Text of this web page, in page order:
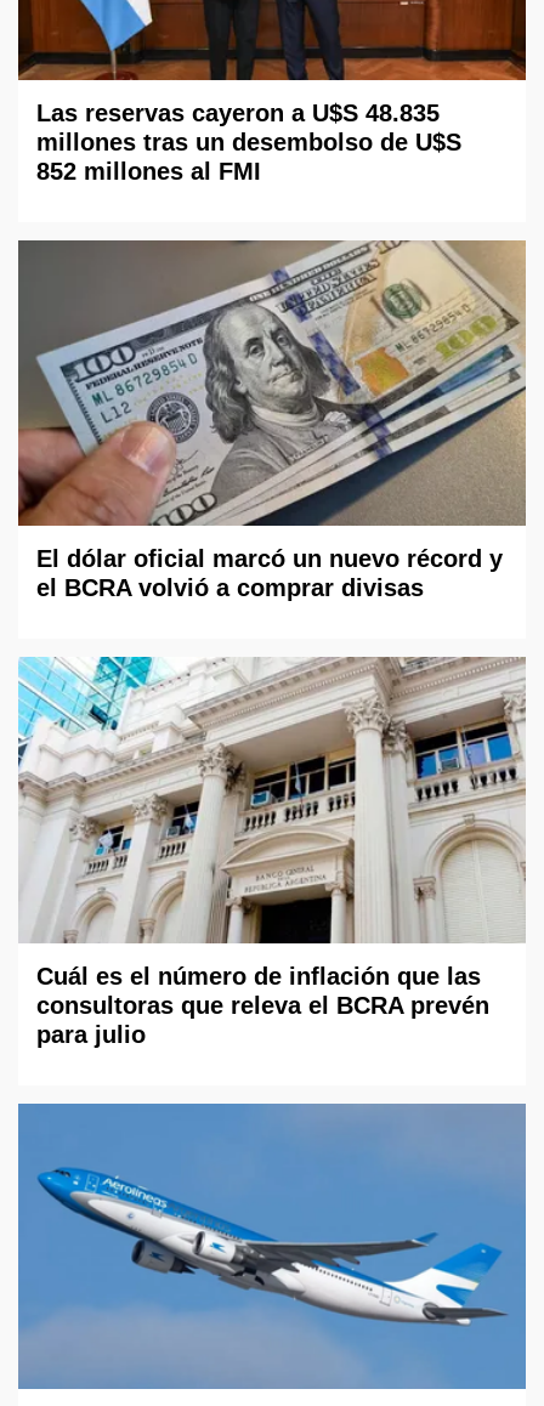
Las reservas cayeron a U$S 48.835
millones tras un desembolso de U$S
852 millones al FMI
El dólar oficial marcó un nuevo récord y
el BCRA volvió a comprar divisas
Cuál es el número de inflación que las
consultoras que releva el BCRA prevén
para julio